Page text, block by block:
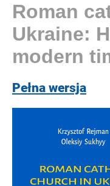
Roman
Ukraine:
modern
Pełna wersja